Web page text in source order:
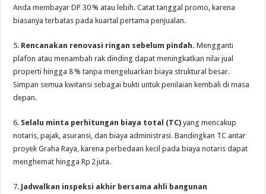
Anda membayar DP 30 % atau lebih. Catat tanggal promo, karena
biasanya terbatas pada kuartal pertama penjualan.
5. Rencanakan renovasi ringan sebelum pindah. Mengganti
plafon atau menambah rak dinding dapat meningkatkan nilai jual
properti hingga 8 % tanpa mengeluarkan biaya struktural besar.
Simpan semua kwitansi sebagai bukti untuk penilaian kembali di masa
depan.
6. Selalu minta perhitungan biaya total (TC) yang mencakup
notaris, pajak, asuransi, dan biaya administrasi. Bandingkan TC antar
proyek Graha Raya, karena perbedaan kecil pada biaya notaris dapat
menghemat hingga Rp 2 juta.
7. Jadwalkan inspeksi akhir bersama ahli bangunan